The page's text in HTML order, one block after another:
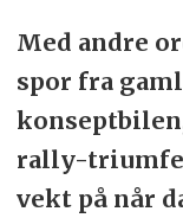
Med andre
spor fra
rally-
vekt på når